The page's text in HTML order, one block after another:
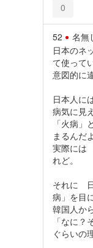
0
52 名無
日本のネ
て使って
意図的に
日本人に
病気に見
「火病
まるんだ
実際には
れど。
それに
病」を目
韓国人か
「なに？
ぐらい